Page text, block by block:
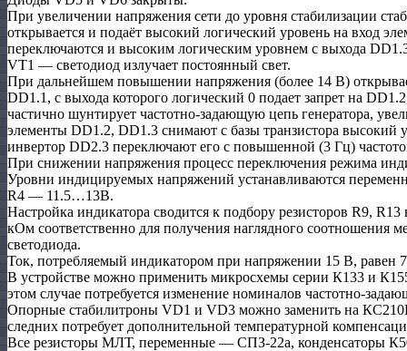
При увеличении напряжения сети до уровня стаби­лизации
открывается и подаёт высокий логический уровень на вход
переклю­чаются и высоким логическим уровнем с выхода
VT1 — светодиод излучает постоянный свет.
При дальнейшем повышении напряжения (более 14 В)
DD1.1, с выхода которого логический 0 подает запрет на
частично шунтирует частотно-задающую цепь ге­нератора,
элементы DD1.2, DD1.3 снимают с базы транзистора вы­сокий
ин­вертор DD2.3 переключают его с повышенной (3 Гц)
При снижении напряжения процесс переключения режима
Уровни индицируемых напряжений устанавливаются
R4 — 11.5…13В.
Настройка индикатора сводится к подбору резисто­ров R9,
кОм соответственно для получения наглядного соот­ношения
светодиода.
Ток, потребляемый индикатором при напряжении 15 В, равен
В устройстве можно применить микросхемы серии К133 и
этом случае потребуется изменение номиналов частотно-
Опорные стабилитроны VD1 и VD3 можно заменить на
следних потребует дополнительной температурной
Все резисторы МЛТ, переменные — СПЗ-22а, конден­саторы